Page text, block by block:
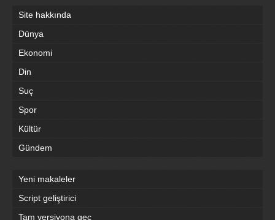
Site hakkında
Dünya
Ekonomi
Din
Suç
Spor
Kültür
Gündem
Yeni makaleler
Script geliştirici
Tam versiyona geç